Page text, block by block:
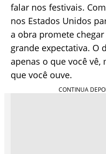
falar nos festivais.
nos Estados Unidos
a obra promete
grande expectativa. O
apenas o que você
que você ouve.